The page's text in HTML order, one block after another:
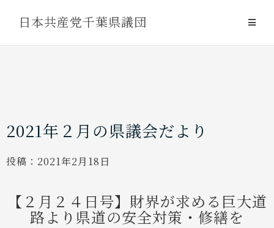
日本共産党千葉県議団
2021年２月の県議会だより
投稿： 2021年2月18日
【２月２４日号】 財界が求める巨大道
路より県道の安全対策・修繕を